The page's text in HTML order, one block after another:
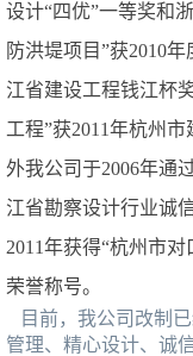
设计“四优”一等奖和
防洪堤项目”获2010年
江省建设工程钱江杯
工程”获2011年杭州市
外我公司于2006年通
江省勘察设计行业诚信
2011年获得“杭州市
荣誉称号。
目前，我公司改制
管理、精心设计、诚